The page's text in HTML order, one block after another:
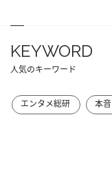
KEYWORD
人気のキーワード
エンタメ総研 本音